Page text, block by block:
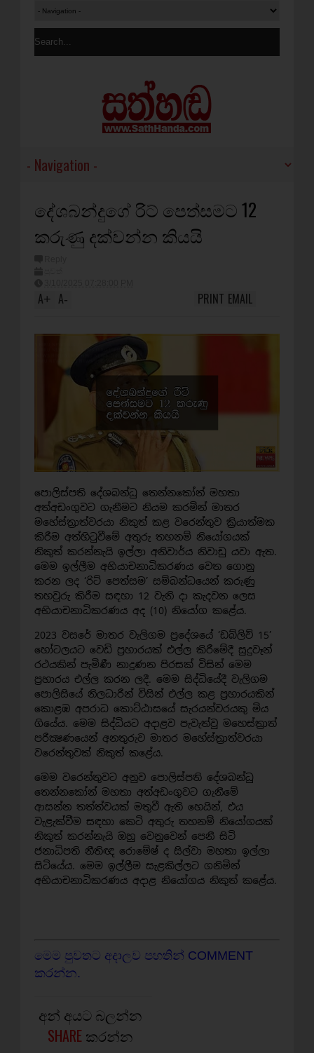
දේශබන්දුගේ රිට් පෙත්සමට 12
කරුණු දක්වන්න කියයි
A+ A- EMAIL
PRINT
පොලිස්පති දේශබන්ධු තෙන්නකෝන් මහතා
අත්අඩංගුවට ගැනීමට නියම කරමින් මාතර
මහේස්ත්‍රාත්වරයා නිකුත් කළ වරෙන්තුව ක්‍රියාත්මක
කිරීම අත්හිටුවීමේ අතුරු තහනම් නියෝගයක්
නිකුත් කරන්නැයි ඉල්ලා අනිවාර්ය නිවාඩු යවා ඇත.
මෙම ඉල්ලීම අභියාචනාධිකරණය වෙත ගොනු
කරන ලද ‘රිට් පෙත්සම’ සම්බන්ධයෙන් කරුණු
තහවුරු කිරීම සඳහා 12 වැනි දා කැදවන ලෙස
අභියාචනාධිකරණය අද (10) නියෝග කළේය.
2023 වසරේ මාතර වැලිගම ප්‍රදේශයේ ‘ඩබ්ලිව් 15’
හෝටලයට වෙඩි ප්‍රහාරයක් එල්ල කිරීමේදී සුදුවෑන්
රථයකින් පැමිණී නාදුණන පිරසක් විසින් මෙම
ප්‍රහාරය එල්ල කරන ලදී. මෙම සිද්ධියේදී වැලිගම
පොලිසියේ නිලධාරීන් විසින් එල්ල කළ ප්‍රහාරයකින්
කොළඹ අපරාධ කොට්ඨාසයේ සැරයන්වරයකු මිය
ගියේය. මෙම සිද්ධියට අදාළව පැවැත්වු මහෙස්ත්‍රාත්
පරීක්‍ෂණයෙන් අනතුරුව මාතර මහේස්ත්‍රාත්වරයා
වරෙන්තුවක් නිකුත් කළේය.
මෙම වරෙන්තුවට අනුව පොලිස්පති දේශබන්ධු
තෙන්නකෝන් මහතා අත්අඩංගුවට ගැනීමේ
ආසන්න තත්ත්වයක් මතුවී ඇති හෙයින්, එය
වැළැක්වීම සඳහා කෙටි අතුරු තහනම් නියෝගයක්
නිකුත් කරන්නැයි ඔහු වෙනුවෙන් පෙනී සිටි
ජනාධිපති නීතිඥ රොමේෂ් ද සිල්වා මහතා ඉල්ලා
සිටියේය. මෙම ඉල්ලීම සැළකිල්ලට ගනිමින්
අභියාචනාධිකරණය අදාළ නියෝගය නිකුත් කළේය.
මෙම පුවතට අදාලව පහතින් COMMENT
කරන්න.
අන් අයට බලන්න
SHARE කරන්න